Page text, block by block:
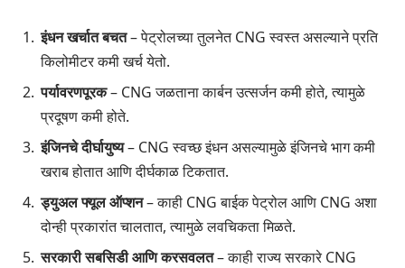
इंधन खर्चात बचत– पेट्रोलच्या तुलनेत CNG स्वस्त असल्याने प्रति
किलोमीटर कमी खर्च येतो.
पर्यावरणपूरक– CNG जळताना कार्बन उत्सर्जन कमी होते, त्यामुळे
प्रदूषण कमी होते.
इंजिनचे दीर्घायुष्य– CNG स्वच्छ इंधन असल्यामुळे इंजिनचे भाग कमी
खराब होतात आणि दीर्घकाळ टिकतात.
ड्युअल फ्यूल ऑप्शन– काही CNG बाईक पेट्रोल आणि CNG अशा
दोन्ही प्रकारांत चालतात, त्यामुळे लवचिकता मिळते.
सरकारी सबसिडी आणि करसवलत– काही राज्य सरकारे CNG